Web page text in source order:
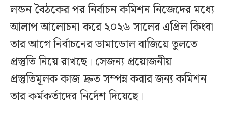
লন্ডন বৈঠকের পর নির্বাচন কমিশন নিজেদের মধ্যে
আলাপ আলোচনা করে ২০২৬ সালের এপ্রিল কিংবা
তার আগে নির্বাচনের ডামাডোল বাজিয়ে তুলতে
প্রস্তুতি নিয়ে রাখছে। সেজন্য প্রয়োজনীয়
প্রস্তুতিমূলক কাজ দ্রুত সম্পন্ন করার জন্য কমিশন
তার কর্মকর্তাদের নির্দেশ দিয়েছে।